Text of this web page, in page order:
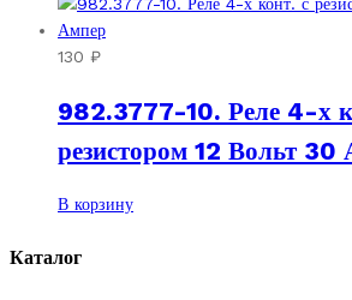
130 ₽
982.3777-10. Реле 4-х
резистором 12 Вольт 30
В корзину
Каталог